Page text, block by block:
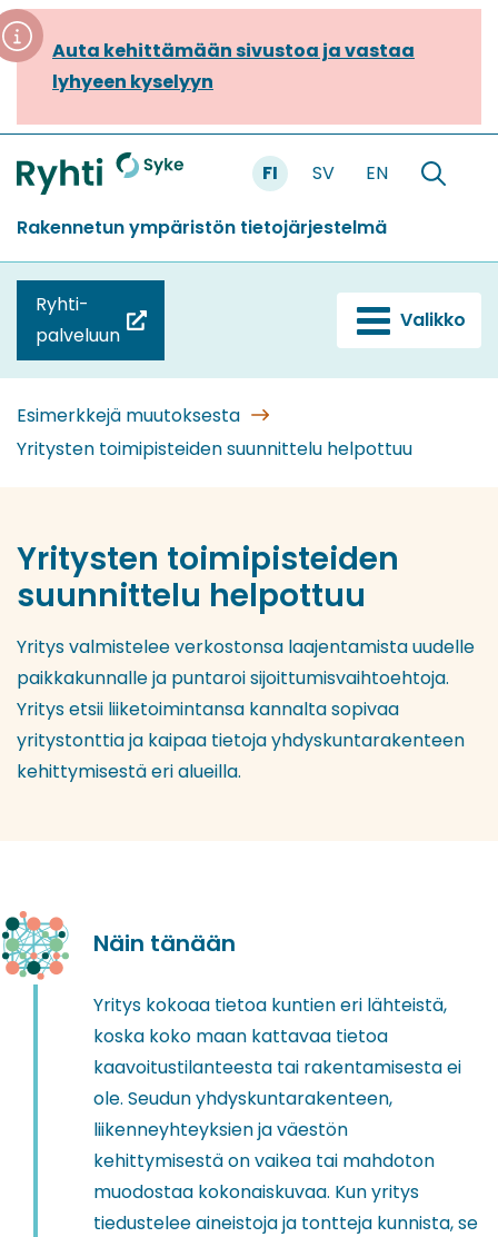
Siirry
sisältöönAuta kehittämään sivustoa ja vastaa
lyhyeen kyselyyn
Etusivu
FI SV EN
Hae
Rakennetun ympäristön tietojärjestelmä
Ryhti-
palveluun
(siirryt
toiseen
Valikko
Esimerkkejä muutoksesta
Yritysten toimipisteiden suunnittelu helpottuu
Yritysten toimipisteiden
suunnittelu helpottuu
Yritys valmistelee verkostonsa laajentamista uudelle
paikkakunnalle ja puntaroi sijoittumisvaihtoehtoja.
Yritys etsii liiketoimintansa kannalta sopivaa
yritystonttia ja kaipaa tietoja yhdyskuntarakenteen
kehittymisestä eri alueilla.
Näin tänään
Yritys kokoaa tietoa kuntien eri lähteistä,
koska koko maan kattavaa tietoa
kaavoitustilanteesta tai rakentamisesta ei
ole. Seudun yhdyskuntarakenteen,
liikenneyhteyksien ja väestön
kehittymisestä on vaikea tai mahdoton
muodostaa kokonaiskuvaa. Kun yritys
tiedustelee aineistoja ja tontteja kunnista, se